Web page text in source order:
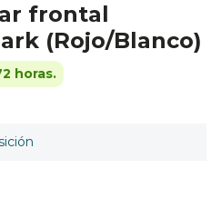
frontal
(Rojo/Blanco)
horas.